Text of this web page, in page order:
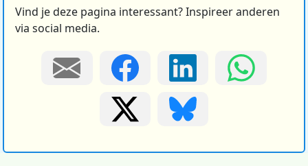
Vind je deze pagina interessant? Inspireer anderen
via social media.